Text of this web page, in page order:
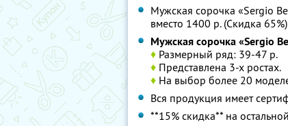
Мужская сорочка «Sergio
вместо 1400 р. (Скидка 65%)
Мужская сорочка «Sergio
♦ Размерный ряд: 39-47 р.
♦ Представлена 3-х ростах.
♦ На выбор более 20
Вся продукция имеет
**15% скидка** на